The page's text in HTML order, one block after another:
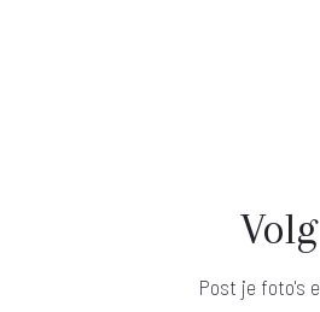
Post je foto's